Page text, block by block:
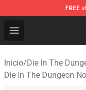
FREE
Open menu
Die In The
Inicio/Die In The
Die In The Dungeon